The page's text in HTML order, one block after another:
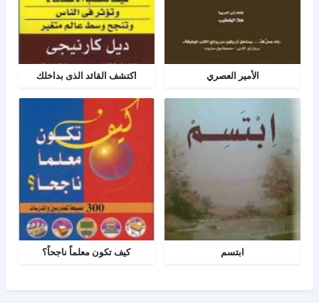
الأمير العصري اكتشف القائد الذى بداخلك
ابتسم كيف تكون معلماً ناجحاً؟